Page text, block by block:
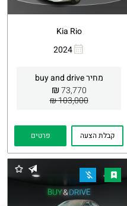
Kia Rio
2024
מחיר buy and drive
73,770
₪
103,000 ₪
Whatsapp
קבלת הצעה פרטים